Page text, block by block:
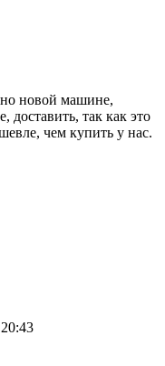
новой машине,
так как это
чем купить у нас.